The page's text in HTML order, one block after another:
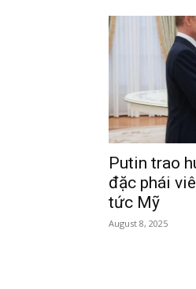
Putin trao
đặc phái
tức Mỹ
August 8, 2025